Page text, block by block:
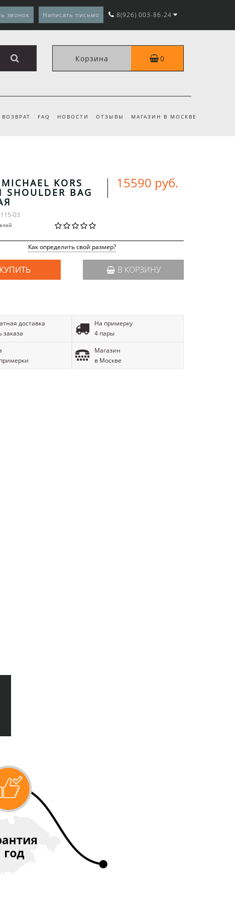
звонок Написать письмо 8(926) 003-86-24
Корзина 0
FAQ НОВОСТИ ОТЗЫВЫ МАГАЗИН В МОСКВЕ
KORS
SHOULDER BAG
03
15590 руб.
Как определить свой размер?
КУПИТЬ В КОРЗИНУ
доставка
заказа
На примерку
4 пары
Магазин
в Москве